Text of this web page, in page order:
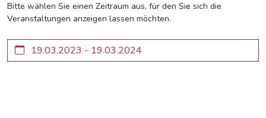
Bitte wählen Sie einen Zeitraum aus, für den Sie sich die
Veranstaltungen anzeigen lassen möchten.